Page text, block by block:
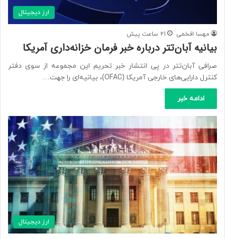
ارز دیجیتال
مهسا افخمی 21 ساعت پیش
بیانیه آبان‌تتر درباره خبر فرمان خزانه‌داری آمریکا
صرافی آبان‌تتر در پی انتشار خبر تحریم این مجموعه از سوی دفتر
کنترل دارایی‌های خارجی آمریکا (OFAC)، بیانیه‌ای را جهت…
ادامه خبر
ارز دیجیتال